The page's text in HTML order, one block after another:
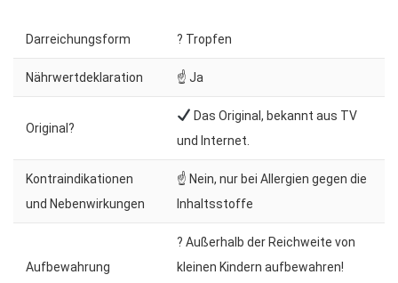
Darreichungsform ? Tropfen
Nährwertdeklaration ☝ Ja
Original?
Das Original, bekannt aus TV
und Internet.
Kontraindikationen
und Nebenwirkungen
☝ Nein, nur bei Allergien gegen die
Inhaltsstoffe
Aufbewahrung
? Außerhalb der Reichweite von
kleinen Kindern aufbewahren!